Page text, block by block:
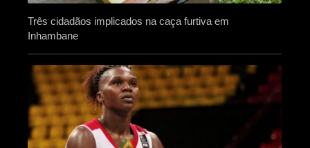
Três cidadãos implicados na caça furtiva em
Inhambane